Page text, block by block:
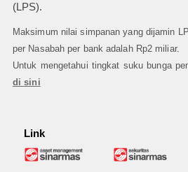
(LPS).
Maksimum nilai simpanan yang dijamin
per Nasabah per bank adalah Rp2 miliar.
Untuk mengetahui tingkat suku bunga
di sini
Link